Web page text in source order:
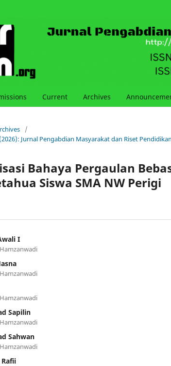
Current Archives
/
Jurnal Pengabdian Masyarakat dan Riset
Bahaya Pergaulan
Siswa SMA NW Perigi
I
Sapilin
Sahwan